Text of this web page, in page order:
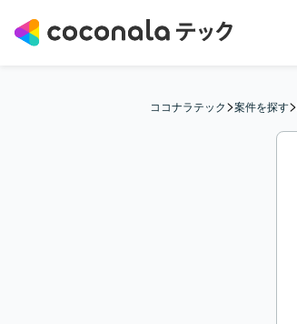
ココナラテック>案件を探す>